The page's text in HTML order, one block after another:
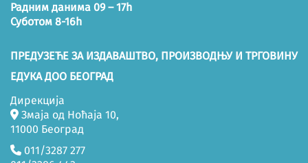
Радним данима 09 – 17h
Суботом 8-16h
ПРЕДУЗЕЋЕ ЗА ИЗДАВАШТВО, ПРОИЗВОДЊУ И ТРГОВИНУ
ЕДУКА ДОО БЕОГРАД
Дирекција
Змаја од Ноћаја 10,
11000 Београд
011/3287 277